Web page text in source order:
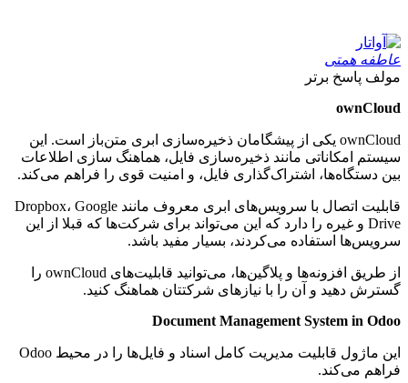
عاطفه همتی
مولف پاسخ برتر
ownCloud
ownCloud یکی از پیشگامان ذخیره‌سازی ابری متن‌باز است. این
سیستم امکاناتی مانند ذخیره‌سازی فایل، هماهنگ سازی اطلاعات
بین دستگاه‌ها، اشتراک‌گذاری فایل، و امنیت قوی را فراهم می‌کند.
قابلیت اتصال با سرویس‌های ابری معروف مانند Dropbox، Google
Drive و غیره را دارد که این می‌تواند برای شرکت‌ها که قبلا از این
سرویس‌ها استفاده می‌کردند، بسیار مفید باشد.
از طریق افزونه‌ها و پلاگین‌ها، می‌توانید قابلیت‌های ownCloud را
گسترش دهید و آن را با نیازهای شرکتتان هماهنگ کنید.
Document Management System in Odoo
این ماژول قابلیت مدیریت کامل اسناد و فایل‌ها را در محیط Odoo
فراهم می‌کند.